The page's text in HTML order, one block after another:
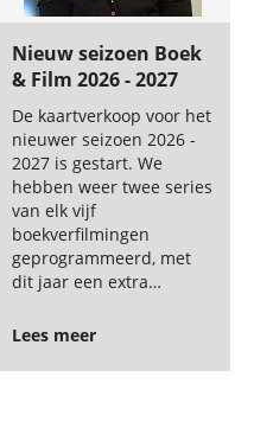
Nieuw seizoen Boek
& Film 2026 - 2027
De kaartverkoop voor het
nieuwer seizoen 2026 -
2027 is gestart. We
hebben weer twee series
van elk vijf
boekverfilmingen
geprogrammeerd, met
dit jaar een extra…
Lees meer